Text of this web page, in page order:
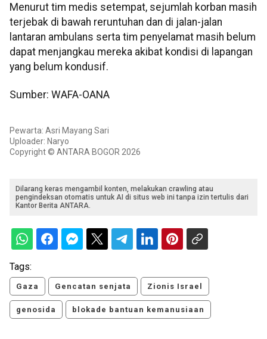
Menurut tim medis setempat, sejumlah korban masih
terjebak di bawah reruntuhan dan di jalan-jalan
lantaran ambulans serta tim penyelamat masih belum
dapat menjangkau mereka akibat kondisi di lapangan
yang belum kondusif.
Sumber: WAFA-OANA
Pewarta: Asri Mayang Sari
Uploader: Naryo
Copyright © ANTARA BOGOR 2026
Dilarang keras mengambil konten, melakukan crawling atau
pengindeksan otomatis untuk AI di situs web ini tanpa izin tertulis dari
Kantor Berita ANTARA.
Tags:
Gaza Gencatan senjata Zionis Israel
genosida blokade bantuan kemanusiaan